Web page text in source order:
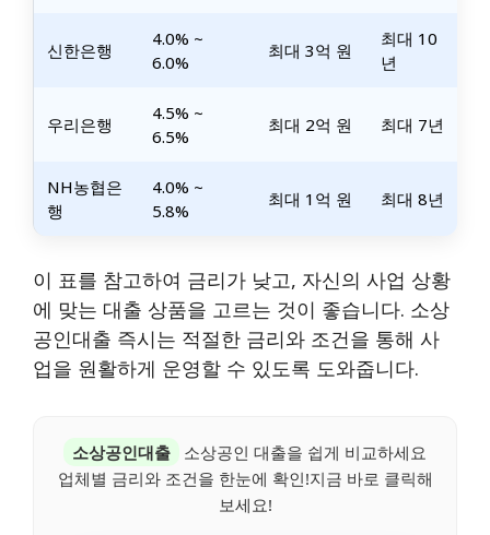
신한은행
4.0% ~
6.0%
최대 3억 원
최대 10
년
우리은행
4.5% ~
6.5%
최대 2억 원 최대 7년
NH농협은
행
4.0% ~
5.8%
최대 1억 원 최대 8년
이 표를 참고하여 금리가 낮고, 자신의 사업 상황
에 맞는 대출 상품을 고르는 것이 좋습니다. 소상
공인대출 즉시는 적절한 금리와 조건을 통해 사
업을 원활하게 운영할 수 있도록 도와줍니다.
소상공인대출
소상공인 대출을 쉽게 비교하세요
업체별 금리와 조건을 한눈에 확인!지금 바로 클릭해
보세요!